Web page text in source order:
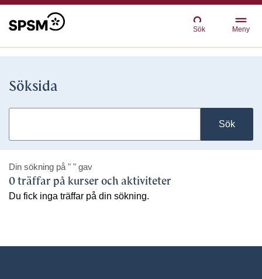
Sök Meny
Söksida
Sök
Din sökning på " " gav
0 träffar på kurser och aktiviteter
Du fick inga träffar på din sökning.